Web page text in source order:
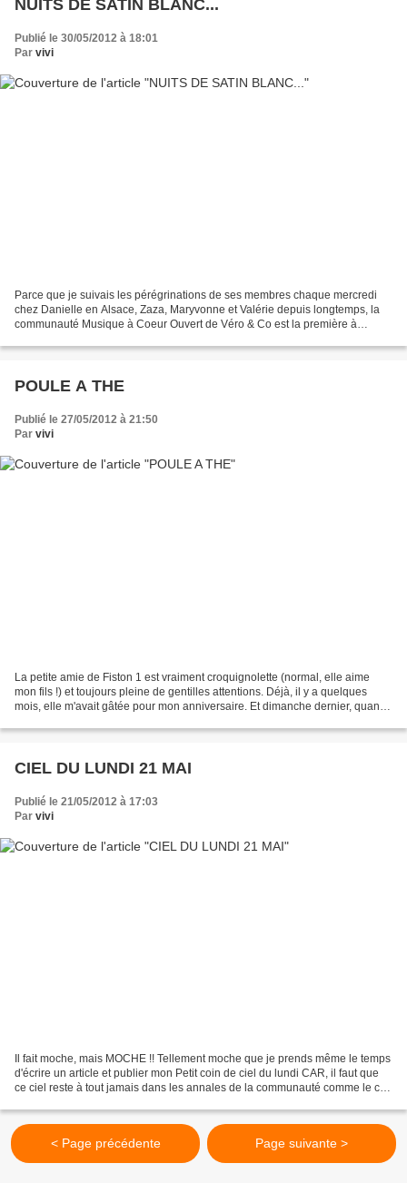
NUITS DE SATIN BLANC...
Publié le 30/05/2012 à 18:01
Par vivi
Parce que je suivais les pérégrinations de ses membres chaque mercredi
chez Danielle en Alsace, Zaza, Maryvonne et Valérie depuis longtemps, la
communauté Musique à Coeur Ouvert de Véro & Co est la première à
POULE A THE
Publié le 27/05/2012 à 21:50
Par vivi
La petite amie de Fiston 1 est vraiment croquignolette (normal, elle aime
mon fils !) et toujours pleine de gentilles attentions. Déjà, il y a quelques
mois, elle m'avait gâtée pour mon anniversaire. Et dimanche dernier, quand
CIEL DU LUNDI 21 MAI
Publié le 21/05/2012 à 17:03
Par vivi
Il fait moche, mais MOCHE !! Tellement moche que je prends même le temps
d'écrire un article et publier mon Petit coin de ciel du lundi CAR, il faut que
ce ciel reste à tout jamais dans les annales de la communauté comme le ciel
< Page précédente Page suivante >